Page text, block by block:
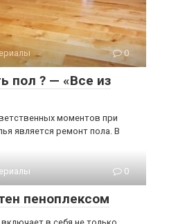
0
пол ? — «Все из
моментов при
является ремонт пола. В
0
пеноплексом